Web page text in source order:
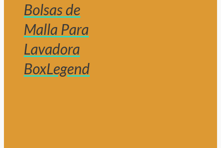
Bolsas de
Malla Para
Lavadora
BoxLegend